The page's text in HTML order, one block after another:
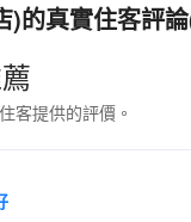
)的真實住客評
客提供的評價。